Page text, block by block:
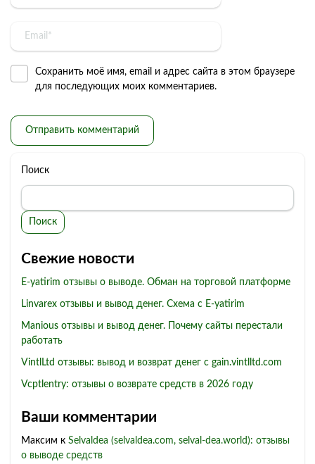
Сохранить моё имя, email и адрес сайта в этом браузере
для последующих моих комментариев.
Поиск
Поиск
Свежие новости
E-yatirim отзывы о выводе. Обман на торговой платформе
Linvarex отзывы и вывод денег. Схема с E-yatirim
Manious отзывы и вывод денег. Почему сайты перестали
работать
VintlLtd отзывы: вывод и возврат денег с gain.vintlltd.com
Vcptlentry: отзывы о возврате средств в 2026 году
Ваши комментарии
Максим к Selvaldea (selvaldea.com, selval-dea.world): отзывы
о выводе средств